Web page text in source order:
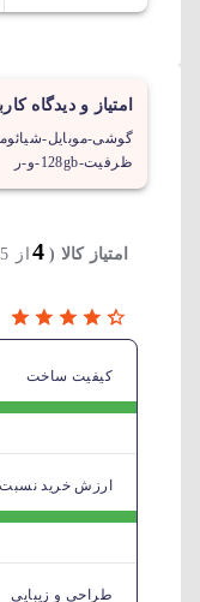
امتیاز و دیدگاه
ظرفیت-128gb-و-ر
امتیاز کالا (4 از 5
کیفیت ساخت
ارزش خرید نسبت
طراحی و زیبایی